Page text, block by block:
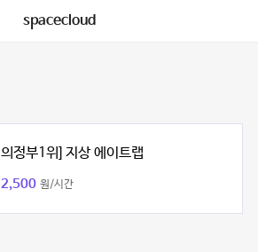
spacecloud
의정부1위] 지상 에이트랩
2,500 원/시간